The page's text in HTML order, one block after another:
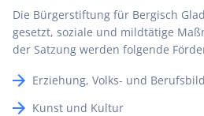
Die Bürgerstiftung für Bergisch
gesetzt, soziale und mildtätige
der Satzung werden folgende
Erziehung, Volks- und
Kunst und Kultur